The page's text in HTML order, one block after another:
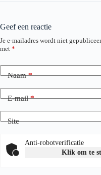
Geef een reactie
Je e-mailadres wordt niet
met *
Naam*
E-mail*
Site
Anti-robotverificatie
Klik om te